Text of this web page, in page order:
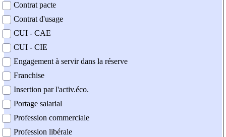
Contrat pacte
Contrat d'usage
CUI - CAE
CUI - CIE
Engagement à servir dans la réserve
Franchise
Insertion par l'activ.éco.
Portage salarial
Profession commerciale
Profession libérale